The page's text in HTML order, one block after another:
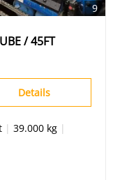
9
/ 45FT
Details
| 39.000 kg |